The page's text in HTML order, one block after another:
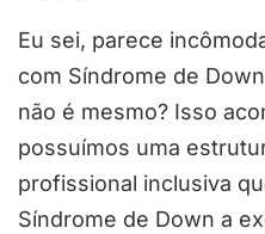
Eu sei, parece
com Síndrome de
não é mesmo? Isso
possuímos uma
profissional inclusiva
Síndrome de Down a